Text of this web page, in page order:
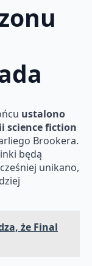
ustalono
science fiction
Brookera.
będą
unikano,
że Final